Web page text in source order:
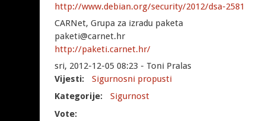
http://www.debian.org/security/2012/dsa-2581
CARNet, Grupa za izradu paketa
paketi@carnet.hr
http://paketi.carnet.hr/
sri, 2012-12-05 08:23 - Toni Pralas
Vijesti:
Sigurnosni propusti
Kategorije:
Sigurnost
Vote: